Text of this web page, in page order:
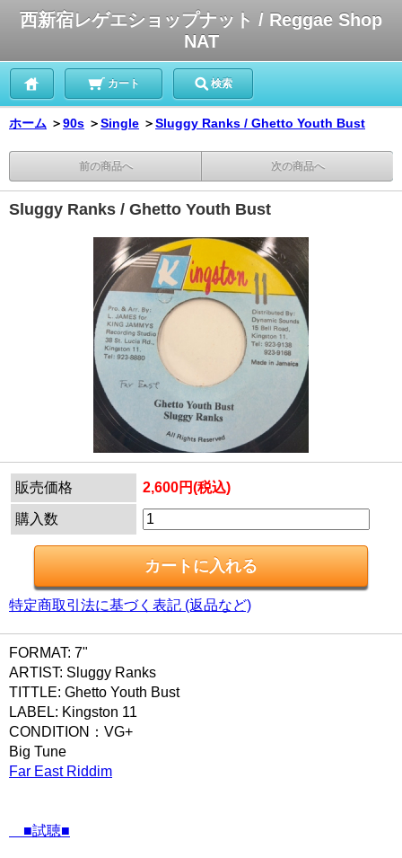
西新宿レゲエショップナット / Reggae Shop
NAT
カート 検索
ホーム ＞90s ＞Single ＞Sluggy Ranks / Ghetto Youth Bust
前の商品へ 次の商品へ
Sluggy Ranks / Ghetto Youth Bust
販売価格 2,600円(税込)
購入数
特定商取引法に基づく表記 (返品など)
FORMAT: 7"
ARTIST: Sluggy Ranks
TITTLE: Ghetto Youth Bust
LABEL: Kingston 11
CONDITION：VG+
Big Tune
Far East Riddim
■試聴■